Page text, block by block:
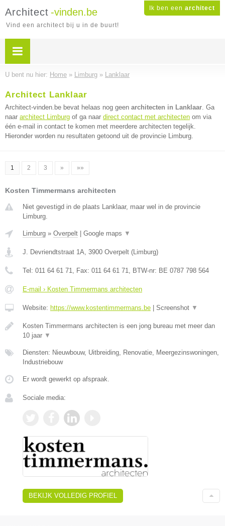
Ik ben een architect
Architect -vinden.be
Vind een architect bij u in de buurt!
U bent nu hier: Home » Limburg » Lanklaar
Architect Lanklaar
Architect-vinden.be bevat helaas nog geen architecten in Lanklaar. Ga
naar architect Limburg of ga naar direct contact met architecten om via
één e-mail in contact te komen met meerdere architecten tegelijk.
Hieronder worden nu resultaten getoond uit de provincie Limburg.
1 2 3 » »»
Kosten Timmermans architecten
Niet gevestigd in de plaats Lanklaar, maar wel in de provincie
Limburg.
Limburg » Overpelt Google maps ▼
J. Devriendtstraat 1A, 3900 Overpelt (Limburg)
Tel: 011 64 61 71, Fax: 011 64 61 71, BTW-nr: BE 0787 798 564
E-mail › Kosten Timmermans architecten
Website: https://www.kostentimmermans.be Screenshot ▼
Kosten Timmermans architecten is een jong bureau met meer dan
10 jaar ▼
Diensten: Nieuwbouw, Uitbreiding, Renovatie, Meergezinswoningen,
Industriebouw
Er wordt gewerkt op afspraak.
Sociale media:
BEKIJK VOLLEDIG PROFIEL